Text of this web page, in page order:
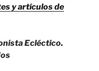
y artículos de
Ecléctico.